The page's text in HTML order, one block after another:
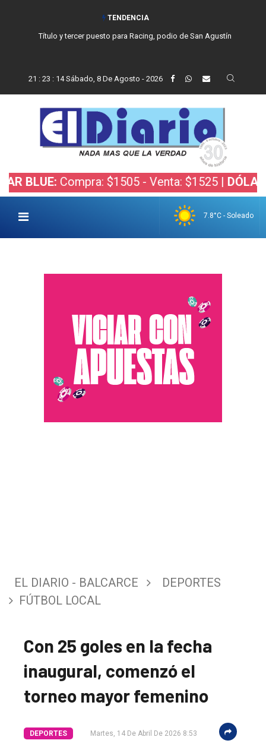
TENDENCIA
Título y tercer puesto para Racing, podio de San Agustín
21 : 23 : 15 Sábado, 8 De Agosto - 2026
Compra: $1505 - Venta: $1525 |DÓLAR
7.8°C - Soleado
EL DIARIO - BALCARCE
DEPORTES
FÚTBOL LOCAL
Con 25 goles en la fecha
inaugural, comenzó el
torneo mayor femenino
DEPORTES Martes, 14 De Abril De 2026 8:53